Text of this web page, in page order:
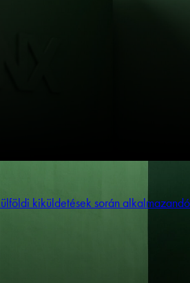
kiküldetések során alkalmazandó